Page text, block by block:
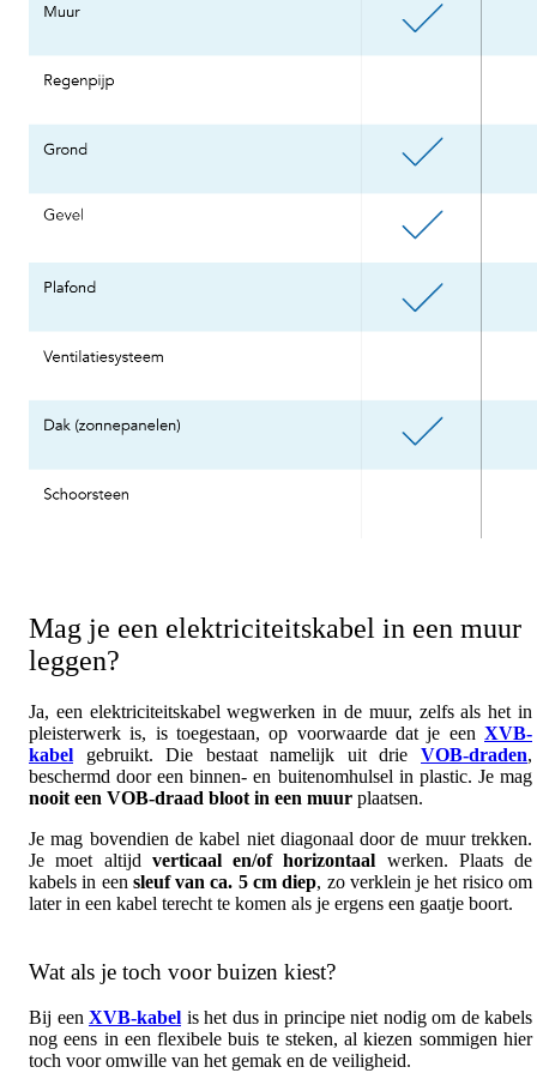
Mag je een elektriciteitskabel in een muur
leggen?
Ja, een elektriciteitskabel wegwerken in de muur, zelfs als het in
pleisterwerk is, is toegestaan, op voorwaarde dat je een XVB-
kabel gebruikt. Die bestaat namelijk uit drie VOB-draden,
beschermd door een binnen- en buitenomhulsel in plastic. Je mag
nooit een VOB-draad bloot in een muur plaatsen.
Je mag bovendien de kabel niet diagonaal door de muur trekken.
Je moet altijd verticaal en/of horizontaal werken. Plaats de
kabels in een sleuf van ca. 5 cm diep, zo verklein je het risico om
later in een kabel terecht te komen als je ergens een gaatje boort.
Wat als je toch voor buizen kiest?
Bij een XVB-kabel is het dus in principe niet nodig om de kabels
nog eens in een flexibele buis te steken, al kiezen sommigen hier
toch voor omwille van het gemak en de veiligheid.